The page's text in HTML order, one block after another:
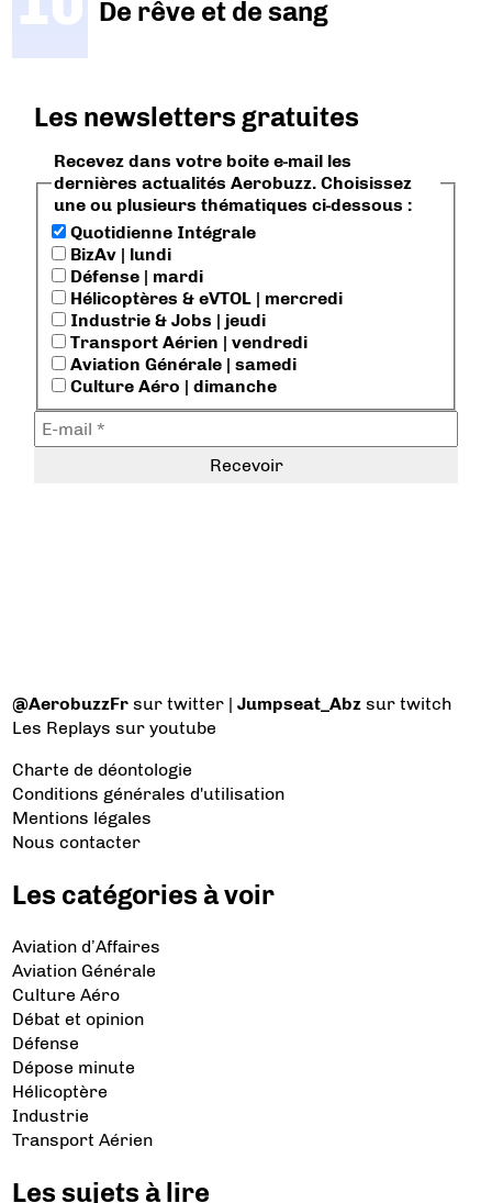
De rêve et de sang
Les newsletters gratuites
Recevez dans votre boite e-mail les
dernières actualités Aerobuzz. Choisissez
une ou plusieurs thématiques ci-dessous :
Quotidienne Intégrale
BizAv | lundi
Défense | mardi
Hélicoptères & eVTOL | mercredi
Industrie & Jobs | jeudi
Transport Aérien | vendredi
Aviation Générale | samedi
Culture Aéro | dimanche
@AerobuzzFr sur twitter |Jumpseat_Abz sur twitch
Les Replays sur youtube
Charte de déontologie
Conditions générales d'utilisation
Mentions légales
Nous contacter
Les catégories à voir
Aviation d’Affaires
Aviation Générale
Culture Aéro
Débat et opinion
Défense
Dépose minute
Hélicoptère
Industrie
Transport Aérien
Les sujets à lire